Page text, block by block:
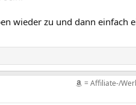
wieder zu und dann einfach
= Affiliate-/